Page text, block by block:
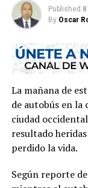
Published 8
By Oscar
La mañana de
de autobús en la
ciudad
resultado
perdido la vida.
Según reporte